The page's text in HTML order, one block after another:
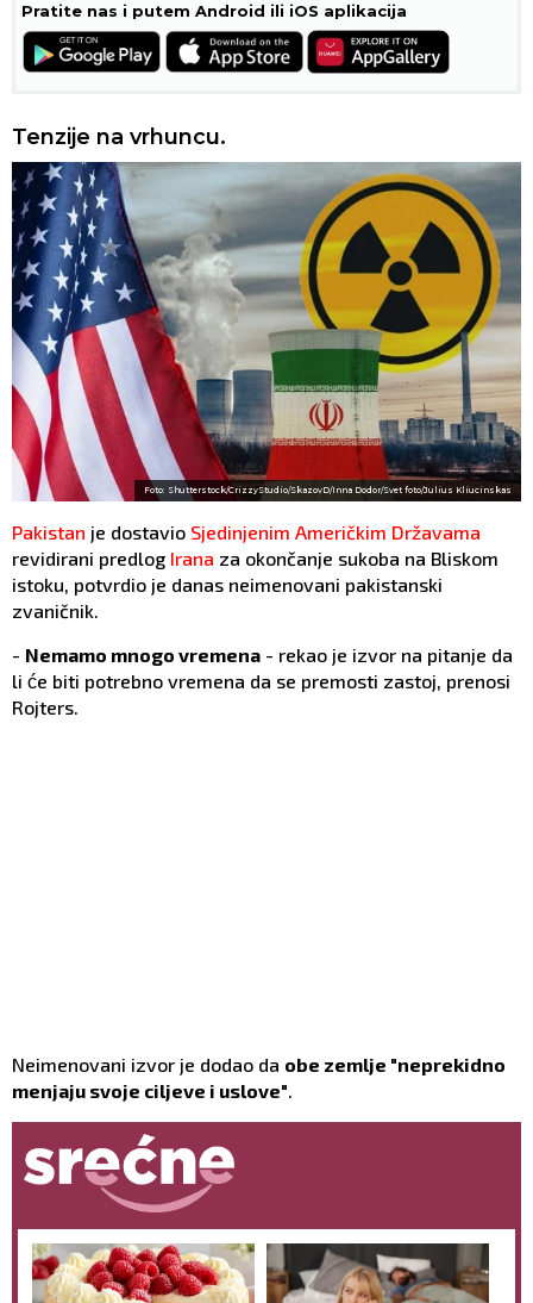
Pratite nas i putem Android ili iOS aplikacija
Tenzije na vrhuncu.
Foto: Shutterstock/CrizzyStudio/SkazovD/Inna Dodor/Svet foto/Julius Kliucinskas
Pakistan je dostavio Sjedinjenim Američkim Državama
revidirani predlog Irana za okončanje sukoba na Bliskom
istoku, potvrdio je danas neimenovani pakistanski
zvaničnik.
- Nemamo mnogo vremena - rekao je izvor na pitanje da
li će biti potrebno vremena da se premosti zastoj, prenosi
Rojters.
Neimenovani izvor je dodao da obe zemlje "neprekidno
menjaju svoje ciljeve i uslove".